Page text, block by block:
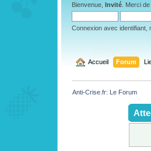
Bienvenue, Invité . Merci de
Connexion avec identifiant,
Accueil Forum
Anti-Crise.fr: Le Forum